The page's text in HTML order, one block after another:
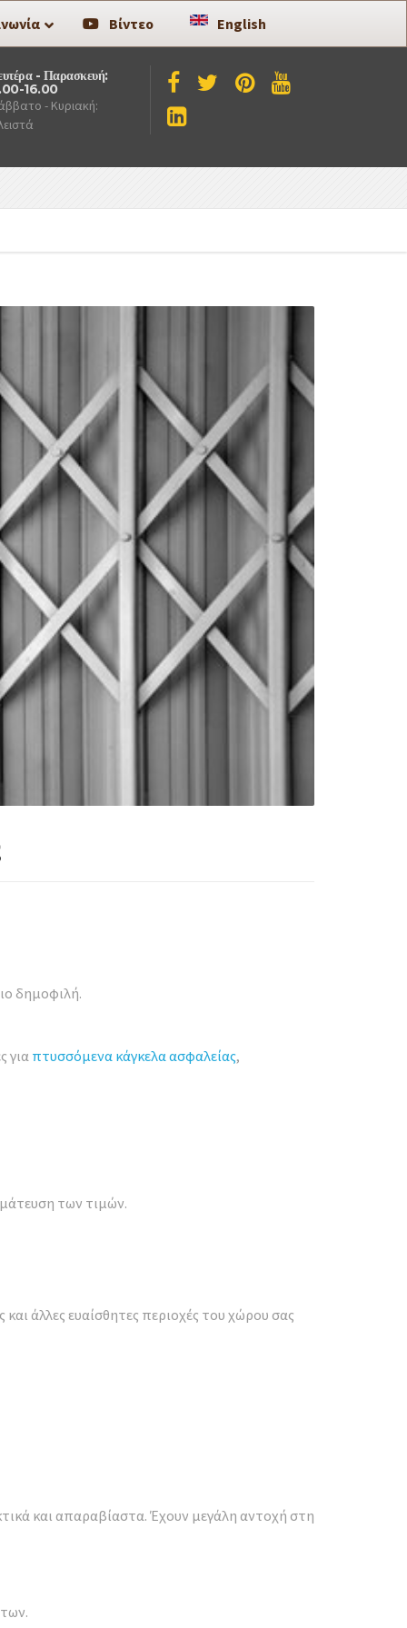
- Παρασκευή:
16.00
- Κυριακή:
δημοφιλή.
για πτυσσόμενα κάγκελα ασφαλείας,
των τιμών.
άλλες ευαίσθητες περιοχές του χώρου σας
και απαραβίαστα. Έχουν μεγάλη αντοχή στη
Βίντεο English